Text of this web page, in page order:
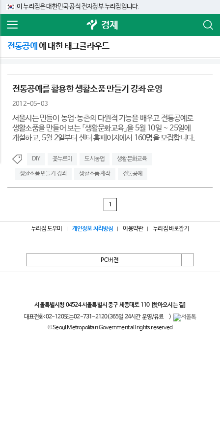
이 누리집은 대한민국 공식 전자정부 누리집입니다.
경제
전통공예 에 대한 태그클라우드
전통공예를 활용한 생활소품 만들기 강좌 운영
2012-05-03
서울시는 민들이 농업·농촌의 다원적 기능을 배우고 전통공예로
생활소품을 만들어 보는 「생활문화교육」을 5월 10일 ~ 25일에
개설하고, 5월 2일부터 센터 홈페이지에서 160명을 모집합니다.
DIY 꽃누르미 도시농업 생활문화교육
생활소품 만들기 강좌 생활소품 제작 전통공예
1
누리집 도우미 개인정보 처리방침 이용약관 누리집 바로잡기
PC버전
서울특별시청 04524 서울특별시 중구 세종대로 110 [찾아오시는 길]
대표전화:02-120또는02-731-2120(365일 24시간 운영/유료
)
© Seoul Metropolitan Government all rights reserved